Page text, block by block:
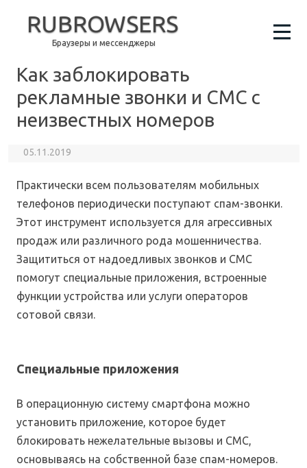
RUBROWSERS
Браузеры и мессенджеры
Как заблокировать
рекламные звонки и СМС с
неизвестных номеров
05.11.2019
Практически всем пользователям мобильных
телефонов периодически поступают спам-звонки.
Этот инструмент используется для агрессивных
продаж или различного рода мошенничества.
Защититься от надоедливых звонков и СМС
помогут специальные приложения, встроенные
функции устройства или услуги операторов
сотовой связи.
Специальные приложения
В операционную систему смартфона можно
установить приложение, которое будет
блокировать нежелательные вызовы и СМС,
основываясь на собственной базе спам-номеров.